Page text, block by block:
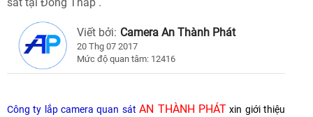
Viết bởi: Camera An Thành Phát
20 Thg 07 2017
Mức độ quan tâm: 12416
Công ty lắp camera quan sát AN THÀNH PHÁT xin giới thiệu